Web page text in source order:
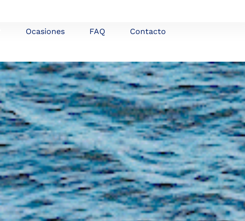
Ocasiones FAQ Contacto